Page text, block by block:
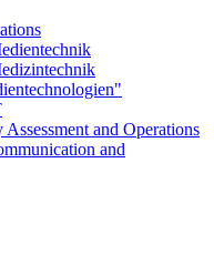
and Operations
and